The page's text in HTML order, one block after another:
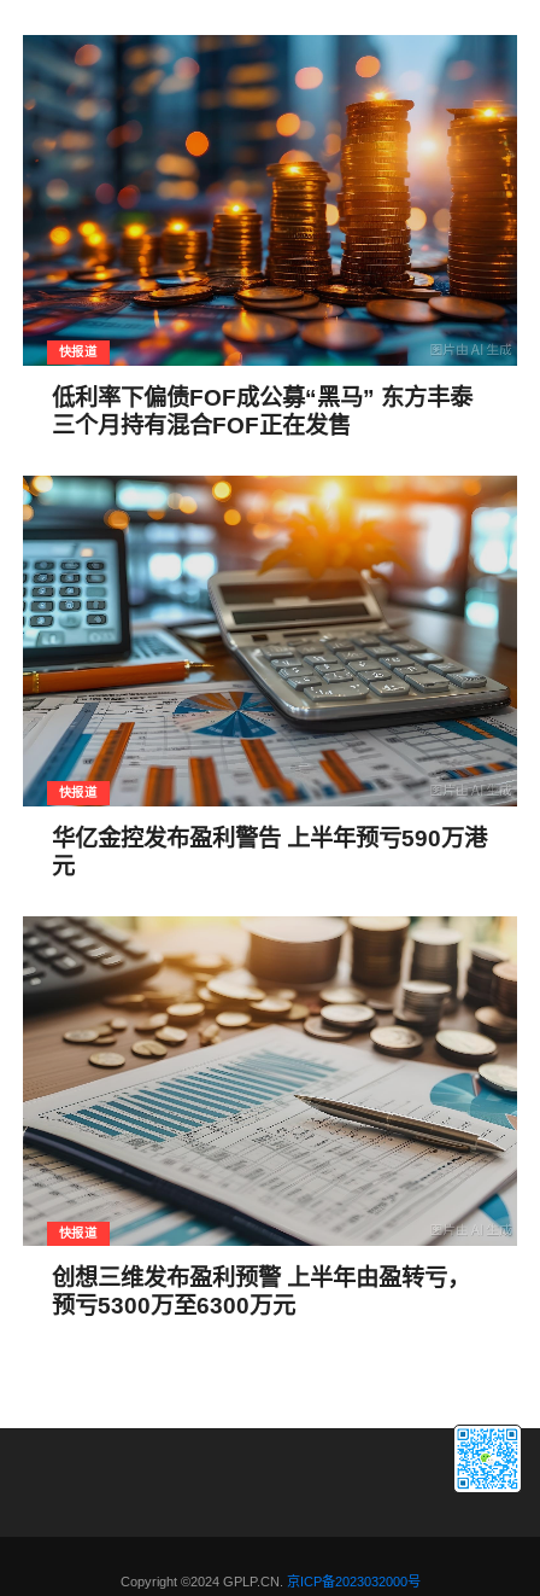
快报道
低利率下偏债FOF成公募“黑马” 东方丰泰
三个月持有混合FOF正在发售
快报道
华亿金控发布盈利警告 上半年预亏590万港
元
快报道
创想三维发布盈利预警 上半年由盈转亏，
预亏5300万至6300万元
Copyright ©2024 GPLP.CN. 京ICP备2023032000号